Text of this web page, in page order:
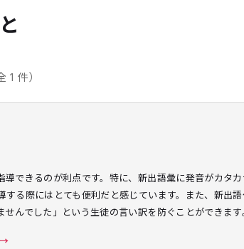
1 件）
導できるのが利点です。特に、新出語彙に発音がカタ
する際にはとても便利だと感じています。また、新出
んでした」という生徒の言い訳を防ぐことができます。
→